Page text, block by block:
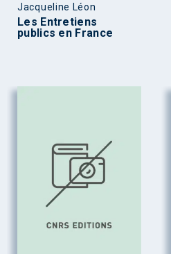
Jacqueline Léon
Les Entretiens
publics en France